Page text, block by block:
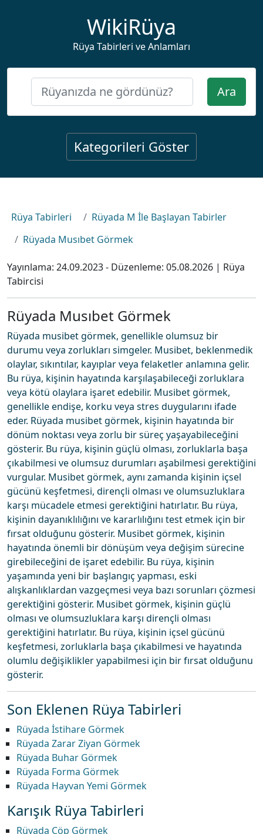
WikiRüya
Rüya Tabirleri ve Anlamları
Ara
Kategorileri Göster
Rüya Tabirleri
Rüyada M İle Başlayan Tabirler
Rüyada Musıbet Görmek
Yayınlama: 24.09.2023- Düzenleme: 05.08.2026 | Rüya
Tabircisi
Rüyada Musıbet Görmek
Rüyada musibet görmek, genellikle olumsuz bir
durumu veya zorlukları simgeler. Musibet, beklenmedik
olaylar, sıkıntılar, kayıplar veya felaketler anlamına gelir.
Bu rüya, kişinin hayatında karşılaşabileceği zorluklara
veya kötü olaylara işaret edebilir. Musibet görmek,
genellikle endişe, korku veya stres duygularını ifade
eder. Rüyada musibet görmek, kişinin hayatında bir
dönüm noktası veya zorlu bir süreç yaşayabileceğini
gösterir. Bu rüya, kişinin güçlü olması, zorluklarla başa
çıkabilmesi ve olumsuz durumları aşabilmesi gerektiğini
vurgular. Musibet görmek, aynı zamanda kişinin içsel
gücünü keşfetmesi, dirençli olması ve olumsuzluklara
karşı mücadele etmesi gerektiğini hatırlatır. Bu rüya,
kişinin dayanıklılığını ve kararlılığını test etmek için bir
fırsat olduğunu gösterir. Musibet görmek, kişinin
hayatında önemli bir dönüşüm veya değişim sürecine
girebileceğini de işaret edebilir. Bu rüya, kişinin
yaşamında yeni bir başlangıç yapması, eski
alışkanlıklardan vazgeçmesi veya bazı sorunları çözmesi
gerektiğini gösterir. Musibet görmek, kişinin güçlü
olması ve olumsuzluklara karşı dirençli olması
gerektiğini hatırlatır. Bu rüya, kişinin içsel gücünü
keşfetmesi, zorluklarla başa çıkabilmesi ve hayatında
olumlu değişiklikler yapabilmesi için bir fırsat olduğunu
gösterir.
Son Eklenen Rüya Tabirleri
Rüyada İstihare Görmek
Rüyada Zarar Ziyan Görmek
Rüyada Buhar Görmek
Rüyada Forma Görmek
Rüyada Hayvan Yemi Görmek
Karışık Rüya Tabirleri
Rüyada Çöp Görmek